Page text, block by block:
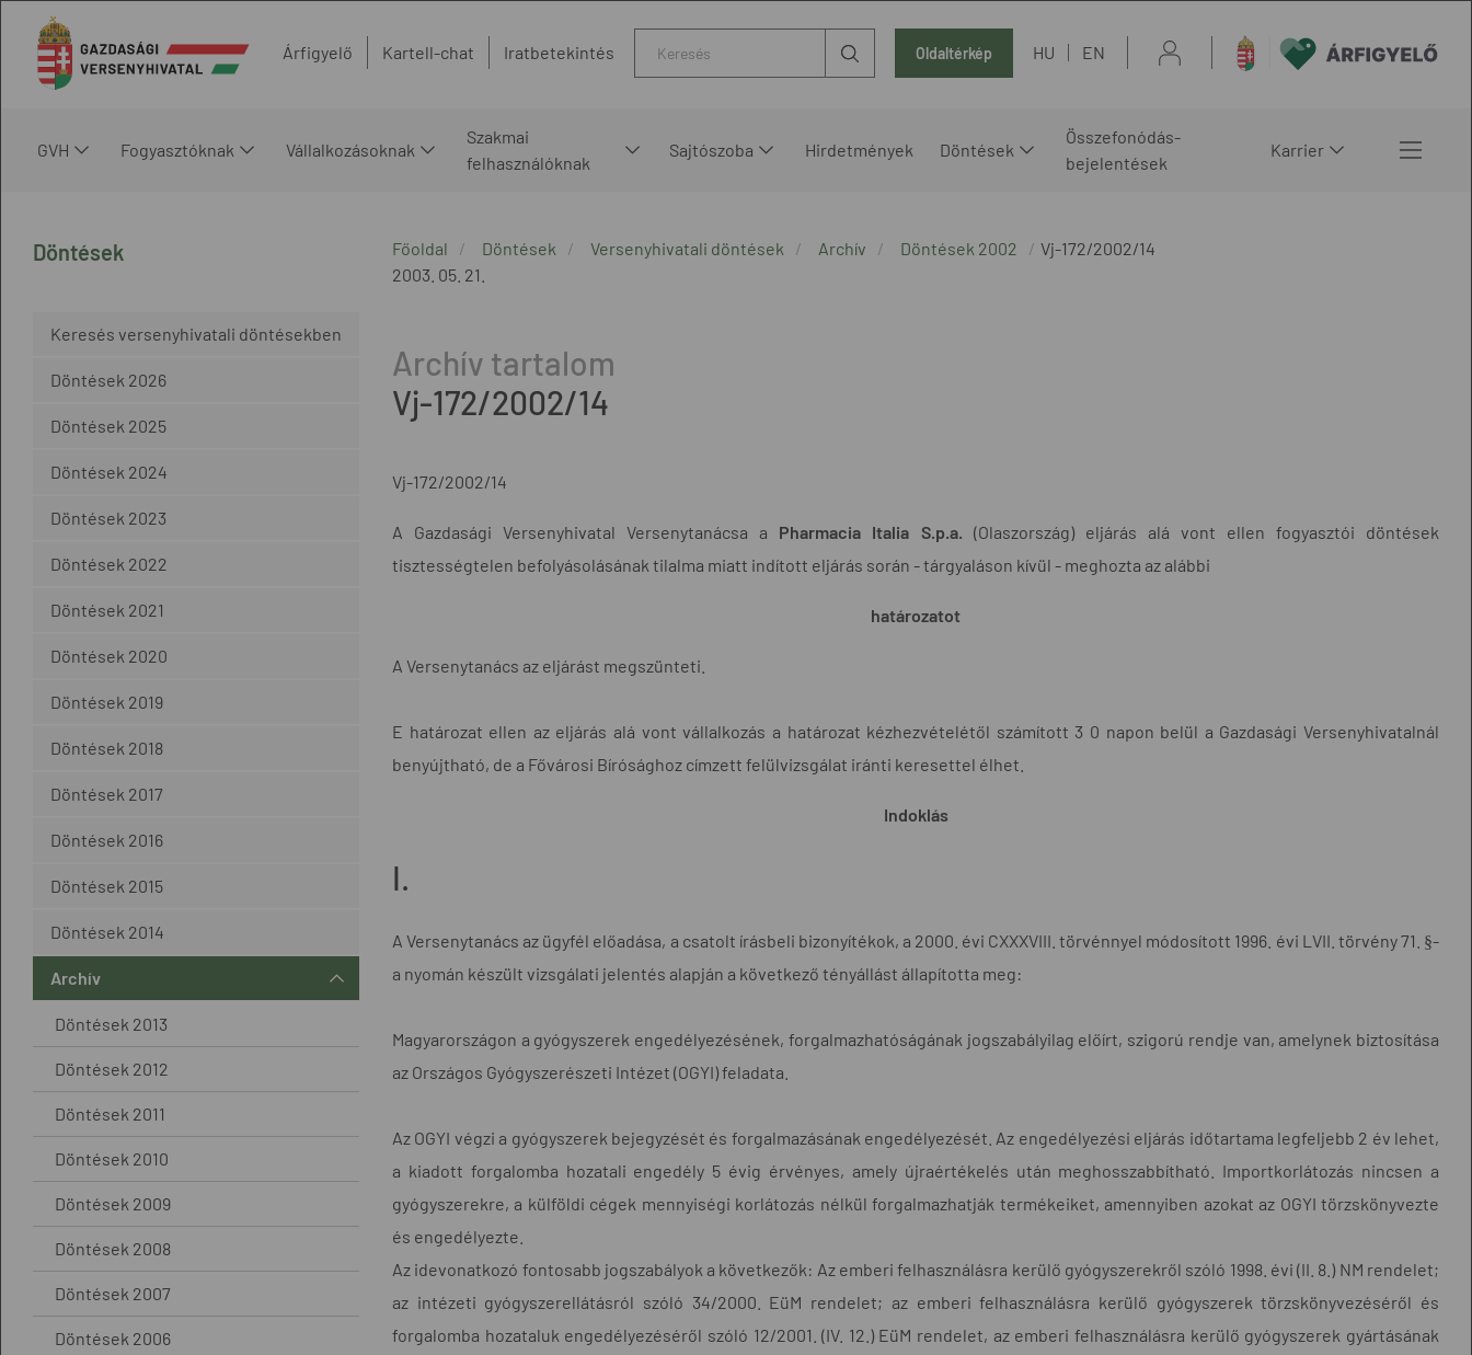
Árfigyelő Kartell-chat Iratbetekintés Oldaltérkép HU EN
GVH Fogyasztóknak Vállalkozásoknak
Szakmai
felhasználóknak
Sajtószoba Hirdetmények Döntések
Összefonódás-
bejelentések
Karrier
Döntések
Keresés versenyhivatali döntésekben
Döntések 2026
Döntések 2025
Döntések 2024
Döntések 2023
Döntések 2022
Döntések 2021
Döntések 2020
Döntések 2019
Döntések 2018
Döntések 2017
Döntések 2016
Döntések 2015
Döntések 2014
Archív
Döntések 2013
Döntések 2012
Döntések 2011
Döntések 2010
Döntések 2009
Döntések 2008
Döntések 2007
Döntések 2006
Főoldal Döntések Versenyhivatali döntések Archív Döntések 2002
Vj-172/2002/14
2003. 05. 21.
Vj-172/2002/14
Vj-172/2002/14
A Gazdasági Versenyhivatal Versenytanácsa a Pharmacia Italia S.p.a. (Olaszország) eljárás alá vont ellen fogyasztói döntések
tisztességtelen befolyásolásának tilalma miatt indított eljárás során - tárgyaláson kívül - meghozta az alábbi
határozatot
A Versenytanács az eljárást megszünteti.
E határozat ellen az eljárás alá vont vállalkozás a határozat kézhezvételétől számított 3 0 napon belül a Gazdasági Versenyhivatalnál
benyújtható, de a Fővárosi Bírósághoz címzett felülvizsgálat iránti keresettel élhet.
Indoklás
I.
A Versenytanács az ügyfél előadása, a csatolt írásbeli bizonyítékok, a 2000. évi CXXXVIII. törvénnyel módosított 1996. évi LVII. törvény 71. §-
a nyomán készült vizsgálati jelentés alapján a következő tényállást állapította meg:
Magyarországon a gyógyszerek engedélyezésének, forgalmazhatóságának jogszabályilag előírt, szigorú rendje van, amelynek biztosítása
az Országos Gyógyszerészeti Intézet (OGYI) feladata.
Az OGYI végzi a gyógyszerek bejegyzését és forgalmazásának engedélyezését. Az engedélyezési eljárás időtartama legfeljebb 2 év lehet,
a kiadott forgalomba hozatali engedély 5 évig érvényes, amely újraértékelés után meghosszabbítható. Importkorlátozás nincsen a
gyógyszerekre, a külföldi cégek mennyiségi korlátozás nélkül forgalmazhatják termékeiket, amennyiben azokat az OGYI törzskönyvezte
és engedélyezte.
Az idevonatkozó fontosabb jogszabályok a következők: Az emberi felhasználásra kerülő gyógyszerekről szóló 1998. évi (II. 8.) NM rendelet;
az intézeti gyógyszerellátásról szóló 34/2000. EüM rendelet; az emberi felhasználásra kerülő gyógyszerek törzskönyvezéséről és
forgalomba hozataluk engedélyezéséről szóló 12/2001. (IV. 12.) EüM rendelet, az emberi felhasználásra kerülő gyógyszerek gyártásának